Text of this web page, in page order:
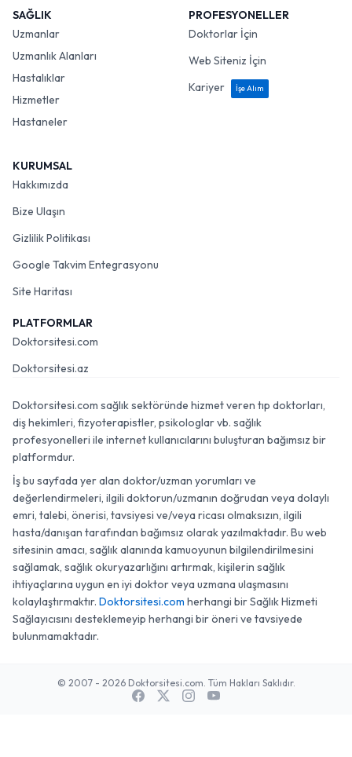
SAĞLIK
Uzmanlar
Uzmanlık Alanları
Hastalıklar
Hizmetler
Hastaneler
PROFESYONELLER
Doktorlar İçin
Web Siteniz İçin
Kariyer
İşe Alım
KURUMSAL
Hakkımızda
Bize Ulaşın
Gizlilik Politikası
Google Takvim Entegrasyonu
Site Haritası
PLATFORMLAR
Doktorsitesi.com
Doktorsitesi.az
Doktorsitesi.com sağlık sektöründe hizmet veren tıp doktorları,
diş hekimleri, fizyoterapistler, psikologlar vb. sağlık
profesyonelleri ile internet kullanıcılarını buluşturan bağımsız bir
platformdur.
İş bu sayfada yer alan doktor/uzman yorumları ve
değerlendirmeleri, ilgili doktorun/uzmanın doğrudan veya dolaylı
emri, talebi, önerisi, tavsiyesi ve/veya ricası olmaksızın, ilgili
hasta/danışan tarafından bağımsız olarak yazılmaktadır. Bu web
sitesinin amacı, sağlık alanında kamuoyunun bilgilendirilmesini
sağlamak, sağlık okuryazarlığını artırmak, kişilerin sağlık
ihtiyaçlarına uygun en iyi doktor veya uzmana ulaşmasını
kolaylaştırmaktır. Doktorsitesi.com herhangi bir Sağlık Hizmeti
Sağlayıcısını desteklemeyip herhangi bir öneri ve tavsiyede
bulunmamaktadır.
© 2007 - 2026 Doktorsitesi.com. Tüm Hakları Saklıdır.